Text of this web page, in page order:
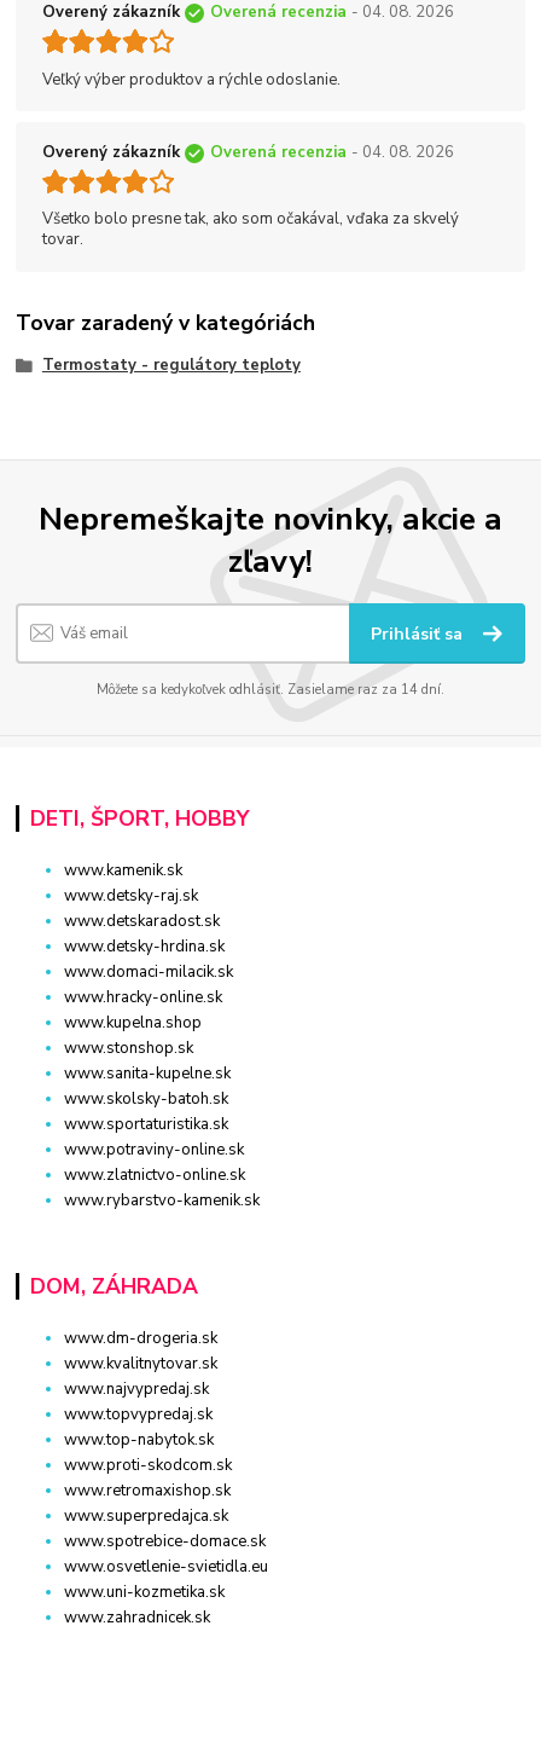
Overený zákazník Overená recenzia - 04. 08. 2026
Veľký výber produktov a rýchle odoslanie.
Overený zákazník Overená recenzia - 04. 08. 2026
Všetko bolo presne tak, ako som očakával, vďaka za skvelý
tovar.
Tovar zaradený v kategóriách
Termostaty - regulátory teploty
Nepremeškajte novinky, akcie a
zľavy!
Prihlásiť sa
Môžete sa kedykoľvek odhlásiť. Zasielame raz za 14 dní.
DETI, ŠPORT, HOBBY
www.kamenik.sk
www.detsky-raj.sk
www.detskaradost.sk
www.detsky-hrdina.sk
www.domaci-milacik.sk
www.hracky-online.sk
www.kupelna.shop
www.stonshop.sk
www.sanita-kupelne.sk
www.skolsky-batoh.sk
www.sportaturistika.sk
www.potraviny-online.sk
www.zlatnictvo-online.sk
www.rybarstvo-kamenik.sk
DOM, ZÁHRADA
www.dm-drogeria.sk
www.kvalitnytovar.sk
www.najvypredaj.sk
www.topvypredaj.sk
www.top-nabytok.sk
www.proti-skodcom.sk
www.retromaxishop.sk
www.superpredajca.sk
www.spotrebice-domace.sk
www.osvetlenie-svietidla.eu
www.uni-kozmetika.sk
www.zahradnicek.sk